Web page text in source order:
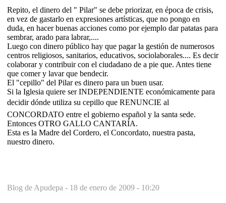
Repito, el dinero del " Pilar" se debe priorizar, en época de crisis,
en vez de gastarlo en expresiones artísticas, que no pongo en
duda, en hacer buenas acciones como por ejemplo dar patatas para
sembrar, arado para labrar,....
Luego con dinero público hay que pagar la gestión de numerosos
centros religiosos, sanitarios, educativos, sociolaborales.... Es decir
colaborar y contribuir con el ciudadano de a pie que. Antes tiene
que comer y lavar que bendecir.
El "cepillo" del Pilar es dinero para un buen usar.
Si la Iglesia quiere ser INDEPENDIENTE económicamente para
decidir dónde utiliza su cepillo que RENUNCIE al
CONCORDATO entre el gobierno español y la santa sede.
Entonces OTRO GALLO CANTARÍA.
Esta es la Madre del Cordero, el Concordato, nuestra pasta,
nuestro dinero.
Blog de Apudepa - 18 de enero de 2009 - 10:20